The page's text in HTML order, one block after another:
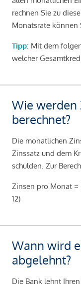
rechnen Sie zu
Monatsrate können
Tipp: Mit dem
welcher
Wie werden
berechnet?
Die monatlichen
Zinssatz und dem
schulden. Zur
Zinsen pro Monat =
12)
Wann wird
abgelehnt?
Die Bank lehnt